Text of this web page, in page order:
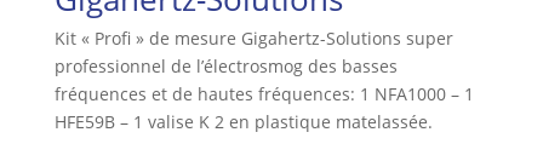
Kit « Profi » de mesure Gigahertz-Solutions super
professionnel de l’électrosmog des basses
fréquences et de hautes fréquences: 1 NFA1000 – 1
HFE59B – 1 valise K 2 en plastique matelassée.